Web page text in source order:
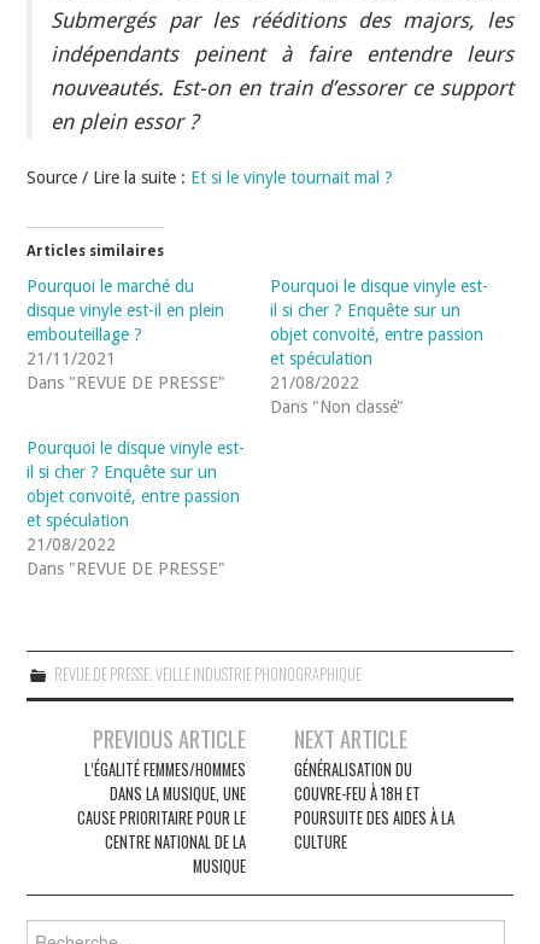
Submergés par les rééditions des majors, les
indépendants peinent à faire entendre leurs
nouveautés. Est-on en train d’essorer ce support
en plein essor ?
Source / Lire la suite : Et si le vinyle tournait mal ?
Articles similaires
Pourquoi le marché du
disque vinyle est-il en plein
embouteillage ?
21/11/2021
Dans "REVUE DE PRESSE"
Pourquoi le disque vinyle est-
il si cher ? Enquête sur un
objet convoité, entre passion
et spéculation
21/08/2022
Dans "Non classé"
Pourquoi le disque vinyle est-
il si cher ? Enquête sur un
objet convoité, entre passion
et spéculation
21/08/2022
Dans "REVUE DE PRESSE"
REVUE DE PRESSE,VEILLE INDUSTRIE PHONOGRAPHIQUE
Navigation
articles
PREVIOUS ARTICLE
L’ÉGALITÉ FEMMES/HOMMES
DANS LA MUSIQUE, UNE
CAUSE PRIORITAIRE POUR LE
CENTRE NATIONAL DE LA
MUSIQUE
NEXT ARTICLE
GÉNÉRALISATION DU
COUVRE-FEU À 18H ET
POURSUITE DES AIDES À LA
CULTURE